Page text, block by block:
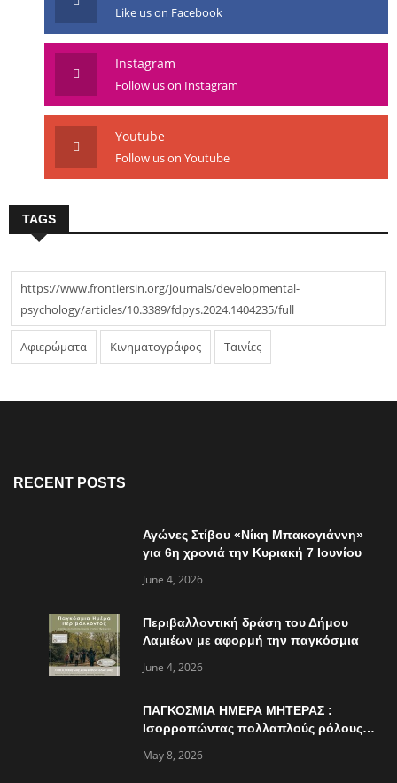
Like us on Facebook
Instagram
Follow us on Instagram
Youtube
Follow us on Youtube
TAGS
https://www.frontiersin.org/journals/developmental-
psychology/articles/10.3389/fdpys.2024.1404235/full
Αφιερώματα Κινηματογράφος Ταινίες
RECENT POSTS
Αγώνες Στίβου «Νίκη Μπακογιάννη»
για 6η χρονιά την Κυριακή 7 Ιουνίου
June 4, 2026
Περιβαλλοντική δράση του Δήμου
Λαμιέων με αφορμή την παγκόσμια
June 4, 2026
ΠΑΓΚΟΣΜΙΑ ΗΜΕΡΑ ΜΗΤΕΡΑΣ :
Ισορροπώντας πολλαπλούς ρόλους…
May 8, 2026